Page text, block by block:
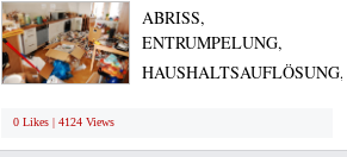
ABRISS,
ENTRUMPELUNG,
HAUSHALTSAUFLÖSUNG,
0 Likes | 4124 Views